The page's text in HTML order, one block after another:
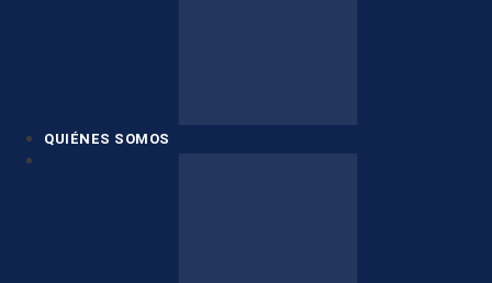
QUIÉNES SOMOS